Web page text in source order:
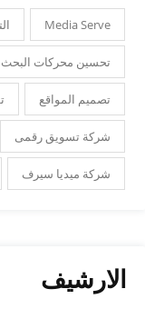
Media Serve
تحسين محركات البحث
تصميم المواقع
شركة تسويق رقمى
شركة ميديا سيرف
الارشيف